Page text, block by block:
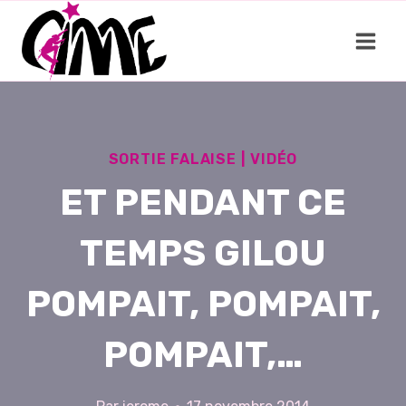
contenu
SORTIE FALAISE |VIDÉO
ET PENDANT CE
TEMPS GILOU
POMPAIT, POMPAIT,
POMPAIT,…